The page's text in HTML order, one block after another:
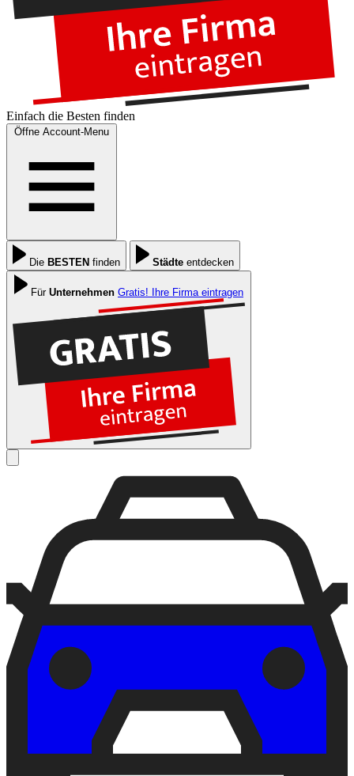
Einfach die Besten finden
Öffne Account-Menu
Die BESTEN finden Städte entdecken
Für Unternehmen Gratis! Ihre Firma eintragen